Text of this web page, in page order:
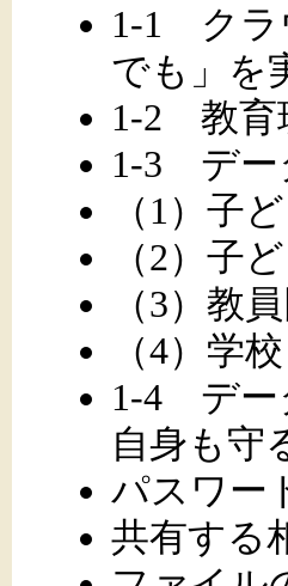
1-1 クラ
でも」を
1-2 教育
1-3 デー
（1）子
（2）子
（3）教
（4）学
1-4 デー
自身も守
パスワー
共有する